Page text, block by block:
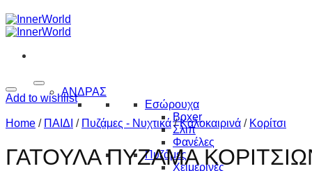
ΑΝΔΡΑΣ
Εσώρουχα
Boxer
Σλιπ
Φανέλες
Πυζάμες
Χειμερινές
Add to wishlist
Home / ΠΑΙΔΙ / Πυζάμες - Νυχτικά / Καλοκαιρινά / Κορίτσι
ΓΑΤΟΥΛΑ ΠΥΖΑΜΑ